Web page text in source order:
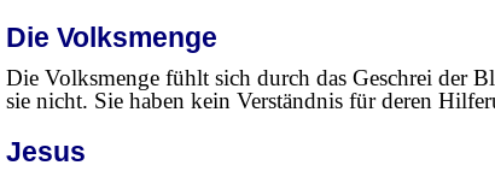
Die Volksmenge
Die Volksmenge fühlt sich durch das Geschrei der
sie nicht. Sie haben kein Verständnis für deren
Jesus